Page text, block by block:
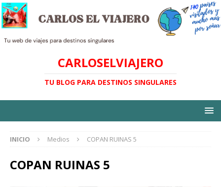
CARLOSELVIAJERO
TU BLOG PARA DESTINOS SINGULARES
INICIO Medios COPAN RUINAS 5
COPAN RUINAS 5